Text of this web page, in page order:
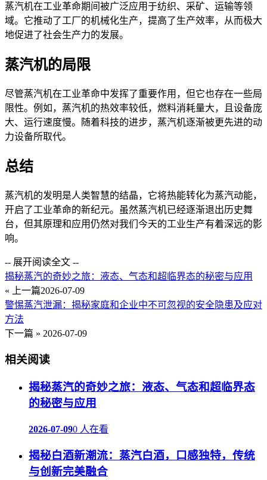
蒸汽机在工业革命期间被广泛应用于纺织、采矿、运输等领
域。它推动了工厂的机械化生产，提高了生产效率，从而极大
地促进了社会生产力的发展。
蒸汽机的局限
尽管蒸汽机在工业革命中发挥了重要作用，但它也存在一些局
限性。例如，蒸汽机的热效率较低，燃料消耗量大，且设备庞
大、运行速度慢。随着科技的进步，蒸汽机逐渐被更先进的动
力设备所取代。
总结
蒸汽机的发明是人类智慧的结晶，它将热能转化为蒸汽动能，
开启了工业革命的新纪元。虽然蒸汽机已经逐渐退出历史舞
台，但其原理和应用仍然对我们今天的工业生产有着深远的影
响。
-- 展开阅读全文 --
揭秘蒸汽的奇妙之旅：液态、气态和超临界态的秘密与应用
« 上一篇2026-07-09
警惕蒸汽泄漏：揭秘家庭和企业中不可忽视的安全隐患及应对
方法
下一篇 » 2026-07-09
相关阅读
揭秘蒸汽的奇妙之旅：液态、气态和超临界态
的秘密与应用
2026-07-090 人在看
揭秘白酒新潮流：蒸汽白酒，口感独特，传统
与创新完美融合